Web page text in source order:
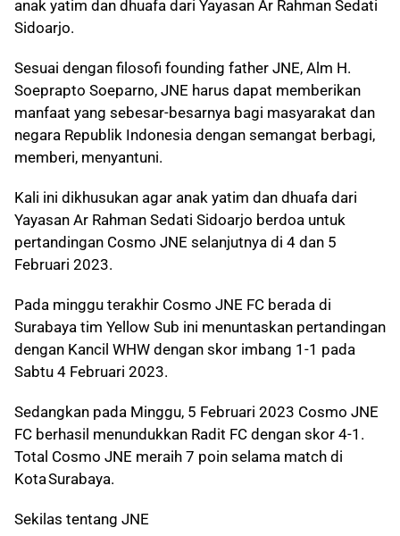
anak yatim dan dhuafa dari Yayasan Ar Rahman Sedati
Sidoarjo.
Sesuai dengan filosofi founding father JNE, Alm H.
Soeprapto Soeparno, JNE harus dapat memberikan
manfaat yang sebesar-besarnya bagi masyarakat dan
negara Republik Indonesia dengan semangat berbagi,
memberi, menyantuni.
Kali ini dikhusukan agar anak yatim dan dhuafa dari
Yayasan Ar Rahman Sedati Sidoarjo berdoa untuk
pertandingan Cosmo JNE selanjutnya di 4 dan 5
Februari 2023.
Pada minggu terakhir Cosmo JNE FC berada di
Surabaya tim Yellow Sub ini menuntaskan pertandingan
dengan Kancil WHW dengan skor imbang 1-1 pada
Sabtu 4 Februari 2023.
Sedangkan pada Minggu, 5 Februari 2023 Cosmo JNE
FC berhasil menundukkan Radit FC dengan skor 4-1.
Total Cosmo JNE meraih 7 poin selama match di
Kota Surabaya.
Sekilas tentang JNE